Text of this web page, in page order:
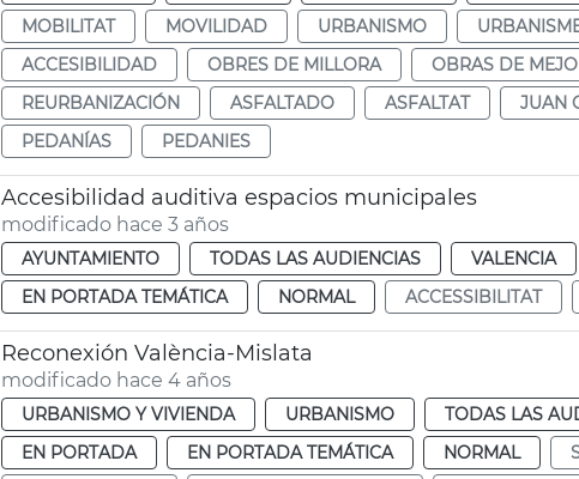
MOBILITAT
MOVILIDAD URBANISMO
ACCESIBILIDAD
OBRES DE MILLORA OBRAS DE
REURBANIZACIÓN
ASFALTADO ASFALTAT JUAN
PEDANÍAS
PEDANIES
Accesibilidad auditiva espacios municipales
modificado hace 3 años
AYUNTAMIENTO TODAS LAS AUDIENCIAS VALENCIA
EN PORTADA TEMÁTICA
NORMAL ACCESSIBILITAT
Reconexión València-Mislata
modificado hace 4 años
URBANISMO Y VIVIENDA URBANISMO TODAS LAS
EN PORTADA
EN PORTADA TEMÁTICA NORMAL